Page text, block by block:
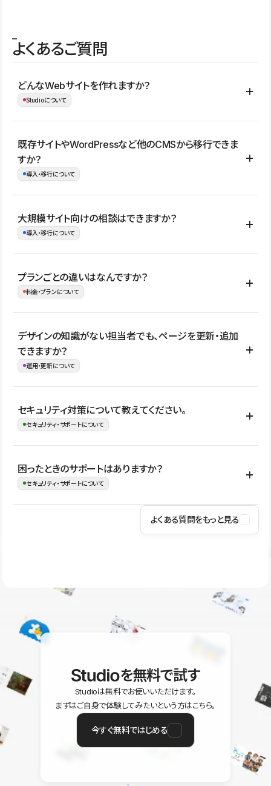
よくあるご質問
どんなWebサイトを作れますか？
Studioについて
コーポレートサイト、サービスサイト、LP、採用サイト、ブロ
グ・メディア、イベントサイト、店舗・商品紹介サイト、ポートフ
ォリオなど幅広く制作できます。
既存サイトやWordPressなど他のCMSから移行できま
すか？
導入・移行について
はい。既存サイトの構成やコンテンツ、URLを整理したうえで、
Studio上に再構築する形で移行できます。 WordPressの場合は、
イト全体のデザインや設定がそのまま移行されるわけではないた
め、移行後にページ構成やデザイン、CMS設計、URL・リダイレク
大規模サイト向けの相談はできますか？
導入・移行について
はい。アクセス規模が大きいサイトや、複数部門での運用、権限管
理、セキュリティ確認、既存システムとの連携など、個別の要件が
ない段階でも、お問い合わせください。
お問合せはこちら
プランごとの違いはなんですか？
料金・プランについて
公開ページ数、バージョン履歴の期間、CMS利用数の上限、権限
管理の有無などがプランごとに異なります。詳しくは料金プランペ
ージをご覧ください。
デザインの知識がない担当者でも、ページを更新・追加
できますか？
運用・更新について
はい。CMSやコンポーネントを活用して更新範囲を設計しておく
ことで、デザインを崩しにくい状態で運用できます。 さらにコン
ながらレイアウトに影響を与えずに更新作業を進めやすくなりま
す。
セキュリティ対策について教えてください。
セキュリティ・サポートについて
Studioでは、公開サイトやサービスを安全に利用できるよう、通信
の暗号化、データ保護、アクセス管理、脆弱性対策など、複数の観
はSSL/TLSによる通信暗号化に対応しており、悪質なスクリプトの
困ったときのサポートはありますか？
セキュリティ・サポートについて
操作方法や機能については、ヘルプセンターでご確認いただけま
ユーザー同士で質問・相談できるコミュニティもご利用ください。
よくある質問をもっと見る
を無料で試す
Studioは無料でお使いいただけます。
まずはご自身で体験してみたいという方はこちら。
今すぐ無料ではじめる